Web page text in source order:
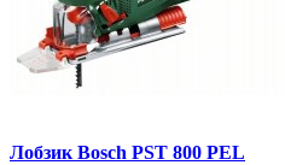
Лобзик Bosch PST 800 PEL